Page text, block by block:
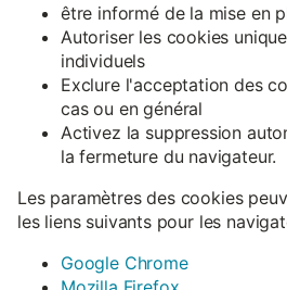
être informé de la mise en
Autoriser les cookies
individuels
Exclure l'acceptation des
cas ou en général
Activez la suppression
la fermeture du navigateur.
Les paramètres des cookies
les liens suivants pour les
Google Chrome